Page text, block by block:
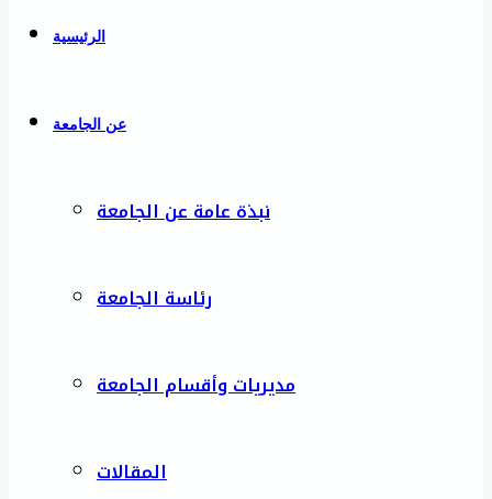
الرئيسية
عن الجامعة
نبذة عامة عن الجامعة
رئاسة الجامعة
مديريات وأقسام الجامعة
المقالات